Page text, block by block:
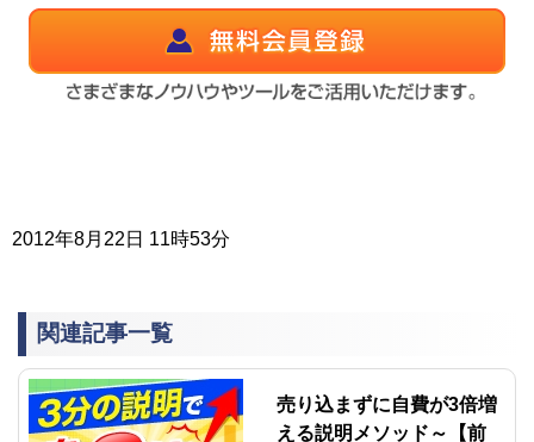
2012年8月22日 11時53分
関連記事一覧
売り込まずに自費が3倍増
える説明メソッド～【前